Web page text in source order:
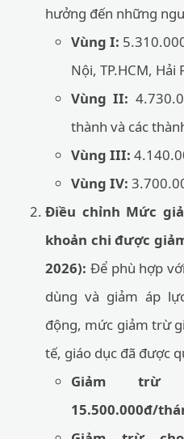
hưởng đến những
Vùng I:
Nội, TP.HCM, Hải
Vùng II:
thành và các
Vùng III:
Vùng IV:
Điều chỉnh Mức
khoản chi được
2026): Để phù hợp
dùng và giảm áp
động, mức giảm trừ
tế, giáo dục đã được
Giảm trừ
15.500.000đ/